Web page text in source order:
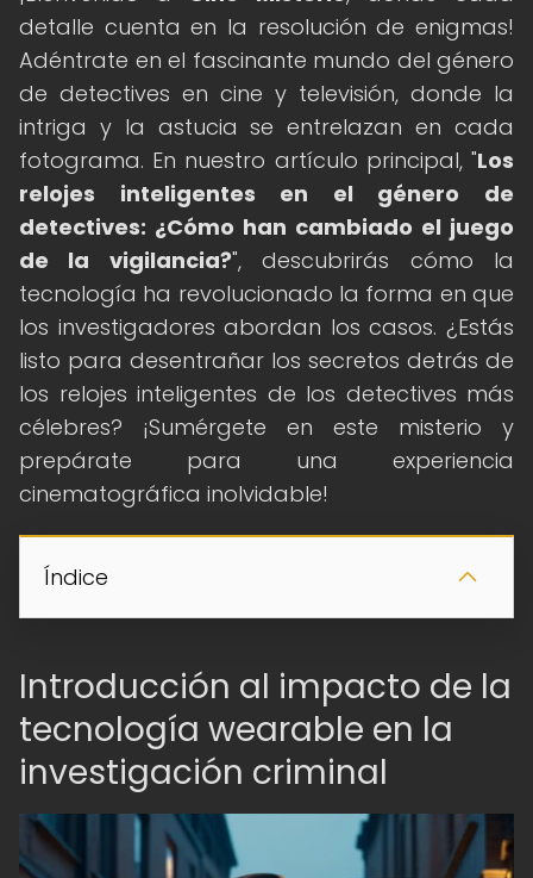
detalle cuenta en la resolución de enigmas!
Adéntrate en el fascinante mundo del género
de detectives en cine y televisión, donde la
intriga y la astucia se entrelazan en cada
fotograma. En nuestro artículo principal, "Los
relojes inteligentes en el género de
detectives: ¿Cómo han cambiado el juego
de la vigilancia?", descubrirás cómo la
tecnología ha revolucionado la forma en que
los investigadores abordan los casos. ¿Estás
listo para desentrañar los secretos detrás de
los relojes inteligentes de los detectives más
célebres? ¡Sumérgete en este misterio y
prepárate para una experiencia
cinematográfica inolvidable!
Índice
Introducción al impacto de la
tecnología wearable en la
investigación criminal